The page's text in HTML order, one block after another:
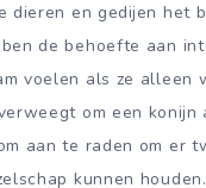
dieren en gedijen het
de behoefte aan
voelen als ze alleen
om een konijn
aan te raden om er
kunnen houden.